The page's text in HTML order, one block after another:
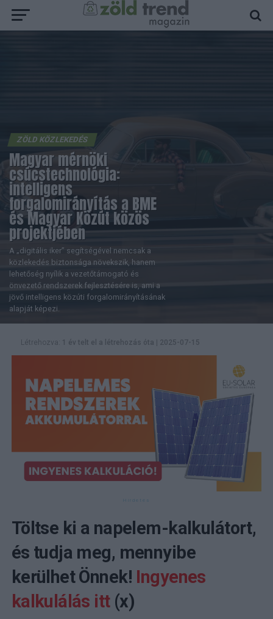
ZÖLD KÖZLEKEDÉS
Magyar mérnöki
csúcstechnológia:
intelligens
forgalomirányítás a BME
és Magyar Közút közös
projektjében
A „digitális iker” segítségével nemcsak a
közlekedés biztonsága növekszik, hanem
lehetőség nyílik a vezetőtámogató és
önvezető rendszerek fejlesztésére is, ami a
jövő intelligens közúti forgalomirányításának
alapját képezi.
Létrehozva: 1 év telt el a létrehozás óta 2025-07-15
Töltse ki a napelem-kalkulátort,
és tudja meg, mennyibe
kerülhet Önnek! Ingyenes
kalkulálás itt (x)